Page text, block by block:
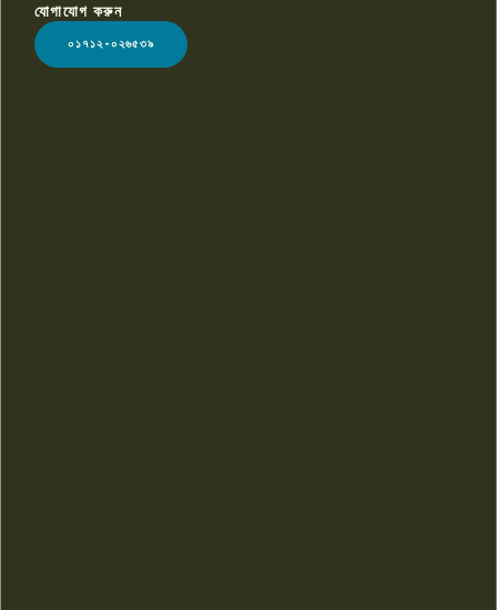
LOGO
যোগাযোগ করুন
০১৭১২-০২৬৫৩৯